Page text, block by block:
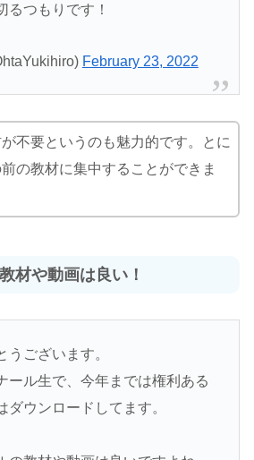
るつもりです！
February 23, 2022
不要というのも魅力的です。とに
の教材に集中することができま
材や動画は良い！
うございます。
ール生で、今年までは権利ある
ダウンロードしてます。